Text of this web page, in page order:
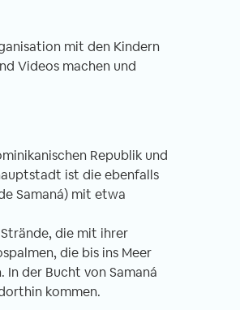
mit den Kindern
Videos machen und
Republik und
ist die ebenfalls
Samaná) mit etwa
die mit ihrer
die bis ins Meer
In der Bucht von Samaná
kommen.